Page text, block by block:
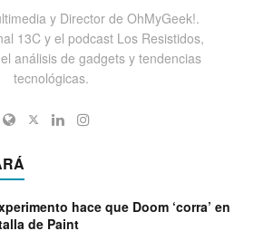
y Director de OhMyGeek!.
13C y el podcast Los Resistidos,
análisis de gadgets y tendencias
tecnológicas.
hace que Doom ‘corra’ en
de Paint